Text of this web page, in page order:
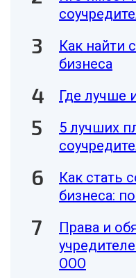
Как найти
бизнеса
Где лучше
5 лучших
Как стать
бизнеса:
Права и
ООО